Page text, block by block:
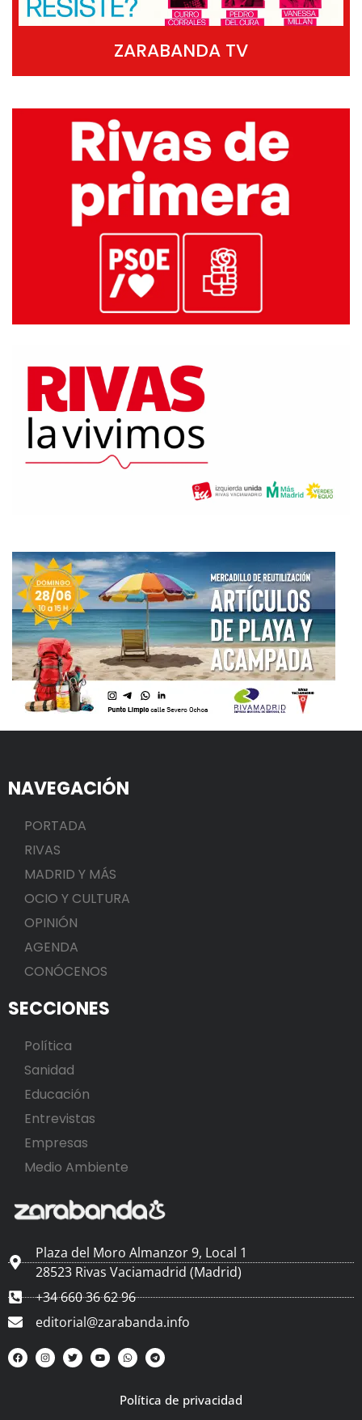
ZARABANDA TV
NAVEGACIÓN
PORTADA
RIVAS
MADRID Y MÁS
OCIO Y CULTURA
OPINIÓN
AGENDA
CONÓCENOS
SECCIONES
Política
Sanidad
Educación
Entrevistas
Empresas
Medio Ambiente
Plaza del Moro Almanzor 9, Local 1
28523 Rivas Vaciamadrid (Madrid)
+34 660 36 62 96
editorial@zarabanda.info
Política de privacidad